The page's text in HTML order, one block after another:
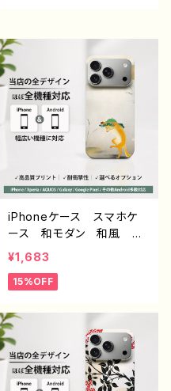
ディース 大人女子 耐衝
撃 iPhone17/16/15/14/1
3 AQUOS Xperia Go
oglepixel Galaxy And
roid アンドロイド 携帯
ケース おすすめ 個性
的 人気 クリエイター
オリジナル デザイン グッ
ズ タイトル：Hard work
pays off.
iPhoneケース スマホケ
ース 和モダン 和風 和
柄 動物 狐 シンプル
おしゃれ メンズ 大人女
子 かわいい 安い iPho
すすめ 個性的 Android
アンドロイド ケース G
alaxy AQUOS Xperia
Google Pixel タイト
ル：和モダン /きつね デザイ
¥1,683
15%OFF